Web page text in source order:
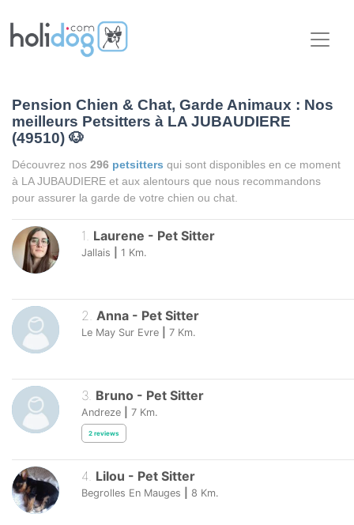
Pension Chien & Chat, Garde Animaux : Nos
meilleurs Petsitters à LA JUBAUDIERE
(49510) 🐶
Découvrez nos 296 petsitters qui sont disponibles en ce moment
à LA JUBAUDIERE et aux alentours que nous recommandons
pour assurer la garde de votre chien ou chat.
1. Laurene - Pet Sitter
Jallais 1 Km.
2. Anna - Pet Sitter
Le May Sur Evre 7 Km.
3. Bruno - Pet Sitter
Andreze 7 Km.
2 reviews
4 Lilou - Pet Sitter
Begrolles En Mauges 8 Km.